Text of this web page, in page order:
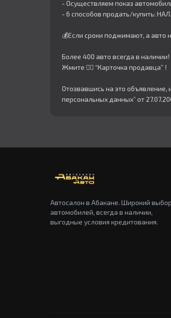
- Осуществляем показ
- 6 способов продать/купить:
💰Если сроки поджимают, а авто
Более 400 авто всегда в наличии!
Жмите 👇🏻 “Карточка продавца” !
Отозвавшись на это
персональных данных” от
Автосалон в Абакане. Широкий выбор
автомобилей, всегда в наличии,
выгодные условия кредитования.